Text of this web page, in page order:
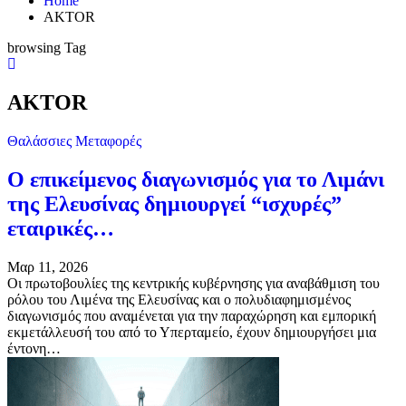
AKTOR
browsing Tag
AKTOR
Θαλάσσιες Μεταφορές
Ο επικείμενος διαγωνισμός για το Λιμάνι
της Ελευσίνας δημιουργεί “ισχυρές”
εταιρικές…
Μαρ 11, 2026
Οι πρωτοβουλίες της κεντρικής κυβέρνησης για αναβάθμιση του
ρόλου του Λιμένα της Ελευσίνας και ο πολυδιαφημισμένος
διαγωνισμός που αναμένεται για την παραχώρηση και εμπορική
εκμετάλλευσή του από το Υπερταμείο, έχουν δημιουργήσει μια
έντονη…